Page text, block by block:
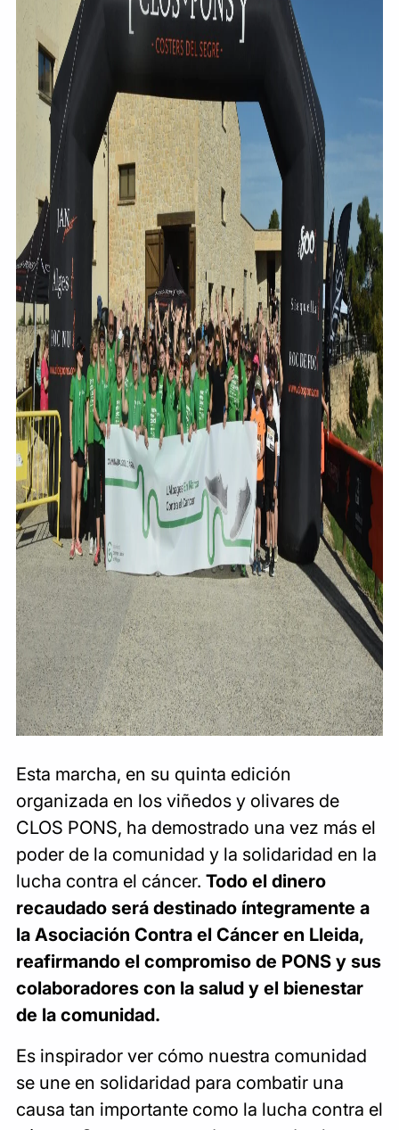
Esta marcha, en su quinta edición
organizada en los viñedos y olivares de
CLOS PONS, ha demostrado una vez más el
poder de la comunidad y la solidaridad en la
lucha contra el cáncer. Todo el dinero
recaudado será destinado íntegramente a
la Asociación Contra el Cáncer en Lleida,
reafirmando el compromiso de PONS y sus
colaboradores con la salud y el bienestar
de la comunidad.
Es inspirador ver cómo nuestra comunidad
se une en solidaridad para combatir una
causa tan importante como la lucha contra el